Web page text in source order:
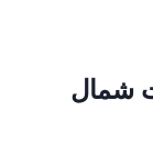
شمال